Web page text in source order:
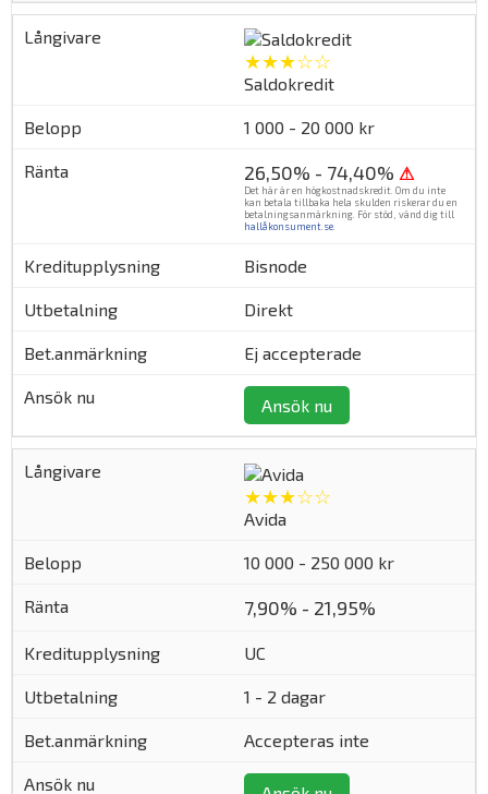
★★★☆☆
Saldokredit
1 000 - 20 000 kr
26,50% - 74,40% ⚠
Det här är en högkostnadskredit. Om du inte
kan betala tillbaka hela skulden riskerar du en
betalningsanmärkning. För stöd, vänd dig till
hallåkonsument.se.
Bisnode
Direkt
Ej accepterade
Ansök nu
★★★☆☆
Avida
10 000 - 250 000 kr
7,90% - 21,95%
UC
1 - 2 dagar
Accepteras inte